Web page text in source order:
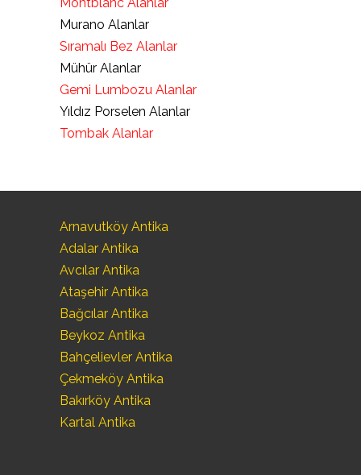
Murano Alanlar
Sıramalı Bez Alanlar
Mühür Alanlar
Gemi Lumbozu Alanlar
Yıldız Porselen Alanlar
Tombak Alanlar
Arnavutköy Antika
Adalar Antika
Avcılar Antika
Ataşehir Antika
Bağcılar Antika
Beykoz Antika
Bahçelievler Antika
Çekmeköy Antika
Bakırköy Antika
Kartal Antika